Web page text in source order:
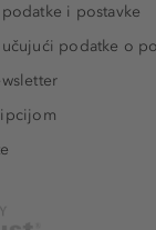
i postavke
podatke o